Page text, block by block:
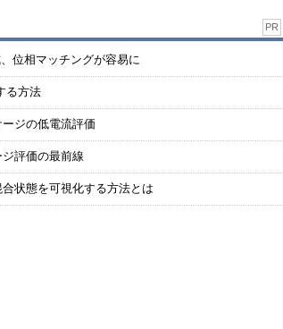
PR
位相マッチングが容易に
る方法
ジの低電流評価
評価の最前線
状態を可視化する方法とは